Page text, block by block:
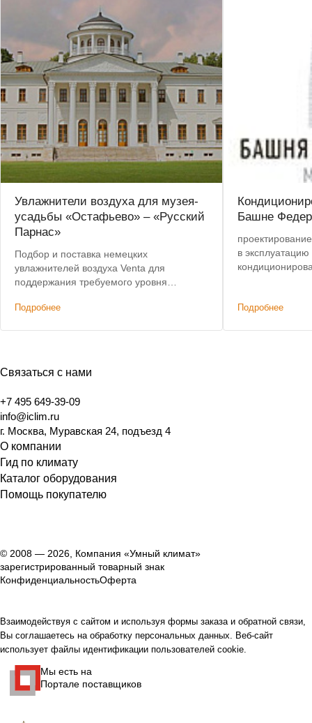
Увлажнители воздуха для музея-
усадьбы «Остафьево» – «Русский
Парнас»
Подбор и поставка немецких
увлажнителей воздуха Venta для
поддержания требуемого уровня
государственного музея. Предоставлена
Подробнее
Башне
в
Подробнее
Связаться с нами
+7 495 649-39-09
info@iclim.ru
г. Москва, Муравская 24, подъезд 4
О компании
Гид по климату
Каталог оборудования
Помощь покупателю
© 2008 — 2026, Компания «Умный климат»
зарегистрированный товарный знак
КонфиденциальностьОферта
Взаимодействуя с сайтом и используя формы заказа и обратной связи,
Вы соглашаетесь на обработку персональных данных. Веб-сайт
использует файлы идентификации пользователей cookie.
Мы есть на
Портале поставщиков